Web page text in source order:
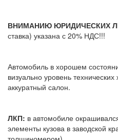
ВНИМАНИЮ ЮРИДИЧЕСКИХ
ставка) указана с 20% НДС!!!
Автомобиль в хорошем
визуально уровень
аккуратный салон.
ЛКП: в автомобиле
элементы кузова в заводской